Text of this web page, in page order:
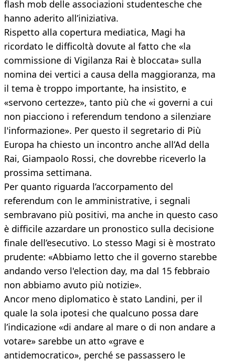
flash mob delle associazioni studentesche che
hanno aderito all’iniziativa.
Rispetto alla copertura mediatica, Magi ha
ricordato le difficoltà dovute al fatto che «la
commissione di Vigilanza Rai è bloccata» sulla
nomina dei vertici a causa della maggioranza, ma
il tema è troppo importante, ha insistito, e
«servono certezze», tanto più che «i governi a cui
non piacciono i referendum tendono a silenziare
l'informazione». Per questo il segretario di Più
Europa ha chiesto un incontro anche all’Ad della
Rai, Giampaolo Rossi, che dovrebbe riceverlo la
prossima settimana.
Per quanto riguarda l’accorpamento del
referendum con le amministrative, i segnali
sembravano più positivi, ma anche in questo caso
è difficile azzardare un pronostico sulla decisione
finale dell’esecutivo. Lo stesso Magi si è mostrato
prudente: «Abbiamo letto che il governo starebbe
andando verso l'election day, ma dal 15 febbraio
non abbiamo avuto più notizie».
Ancor meno diplomatico è stato Landini, per il
quale la sola ipotesi che qualcuno possa dare
l’indicazione «di andare al mare o di non andare a
votare» sarebbe un atto «grave e
antidemocratico», perché se passassero le